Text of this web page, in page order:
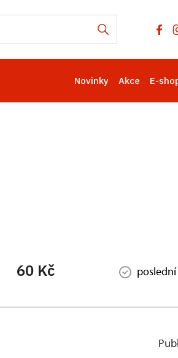
Novinky Akce E-
60 Kč